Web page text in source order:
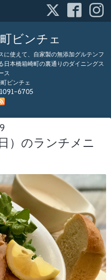
ビンチェ
に使えて、自家製の無添加グルテンフ
日本橋箱崎町の裏通りのダイニングス
ス
ビンチェ
6705
）のランチメニ